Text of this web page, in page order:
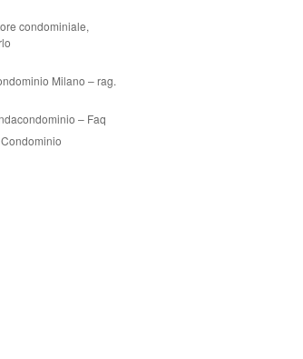
condominiale,
Milano – rag.
– Faq